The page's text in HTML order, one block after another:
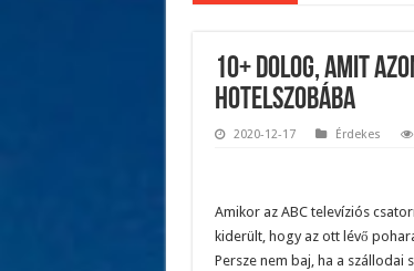
10+ dolog, amit
hotelszobába
2020-12-17 Érdekes
Amikor az ABC televíziós
kiderült, hogy az ott lévő
Persze nem baj, ha a szállodai